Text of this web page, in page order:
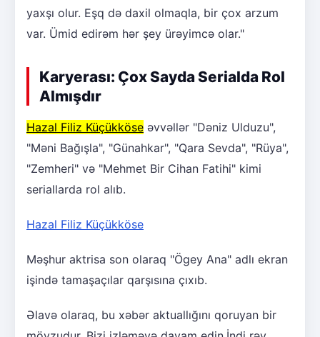
yaxşı olur. Eşq də daxil olmaqla, bir çox arzum
var. Ümid edirəm hər şey ürəyimcə olar."
Karyerası: Çox Sayda Serialda Rol
Almışdır
Hazal Filiz Küçükköse əvvəllər "Dəniz Ulduzu",
"Məni Bağışla", "Günahkar", "Qara Sevda", "Rüya",
"Zemheri" və "Mehmet Bir Cihan Fatihi" kimi
seriallarda rol alıb.
Hazal Filiz Küçükköse
Məşhur aktrisa son olaraq "Ögey Ana" adlı ekran
işində tamaşaçılar qarşısına çıxıb.
Əlavə olaraq, bu xəbər aktuallığını qoruyan bir